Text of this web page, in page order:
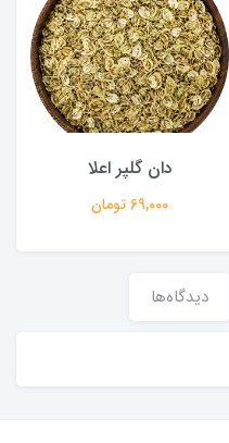
دان گلپر اعلا
69,000 تومان
دیدگاه‌ها